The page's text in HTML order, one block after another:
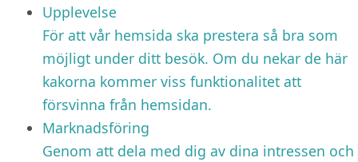
Upplevelse
För att vår hemsida ska prestera så bra som
möjligt under ditt besök. Om du nekar de här
kakorna kommer viss funktionalitet att
försvinna från hemsidan.
Marknadsföring
Genom att dela med dig av dina intressen och